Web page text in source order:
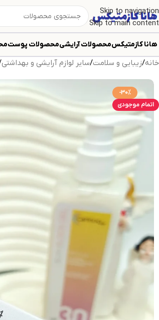
Skip to navigation
Skip to main content
هانا کازمتیکسمحصولات آرایشیمحصولات پوست
خانه/زیبایی و سلامت/سایر لوازم آرایشی و بهداشتی
-30%
اتمام موجودی